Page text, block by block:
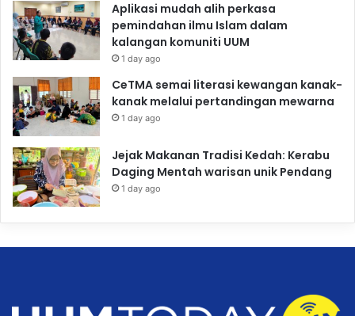
Aplikasi mudah alih perkasa
pemindahan ilmu Islam dalam
kalangan komuniti UUM
1 day ago
CeTMA semai literasi kewangan kanak-
kanak melalui pertandingan mewarna
1 day ago
Jejak Makanan Tradisi Kedah: Kerabu
Daging Mentah warisan unik Pendang
1 day ago